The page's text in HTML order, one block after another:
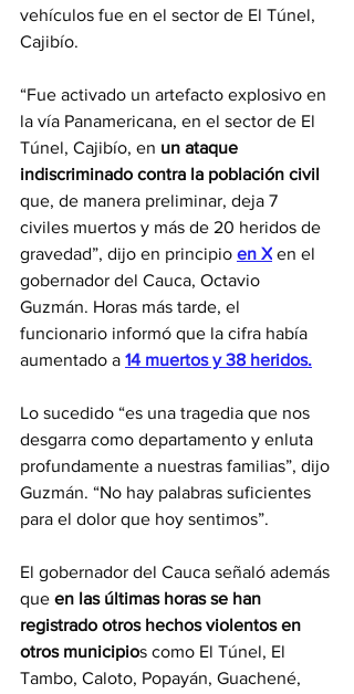
vehículos fue en el sector de El Túnel,
Cajibío.
“Fue activado un artefacto explosivo en
la vía Panamericana, en el sector de El
Túnel, Cajibío, en un ataque
indiscriminado contra la población civil
que, de manera preliminar, deja 7
civiles muertos y más de 20 heridos de
gravedad”, dijo en principio en X en el
gobernador del Cauca, Octavio
Guzmán. Horas más tarde, el
funcionario informó que la cifra había
aumentado a 14 muertos y 38 heridos.
Lo sucedido “es una tragedia que nos
desgarra como departamento y enluta
profundamente a nuestras familias”, dijo
Guzmán. “No hay palabras suficientes
para el dolor que hoy sentimos”.
El gobernador del Cauca señaló además
que en las últimas horas se han
registrado otros hechos violentos en
otros municipios como El Túnel, El
Tambo, Caloto, Popayán, Guachené,